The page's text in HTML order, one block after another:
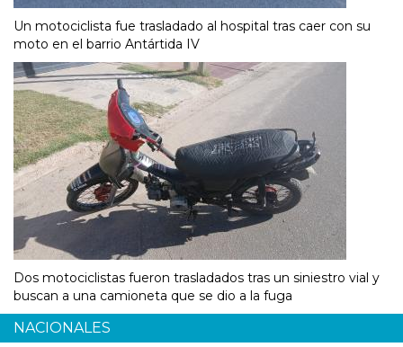
Un motociclista fue trasladado al hospital tras caer con su
moto en el barrio Antártida IV
Dos motociclistas fueron trasladados tras un siniestro vial y
buscan a una camioneta que se dio a la fuga
NACIONALES